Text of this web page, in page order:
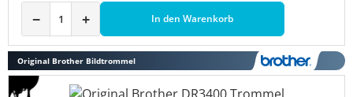
− + In den Warenkorb
Original Brother Bildtrommel